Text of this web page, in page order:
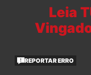
Leia
REPORTAR ERRO